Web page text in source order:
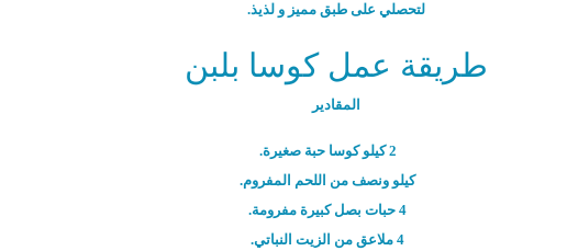
لتحصلي على طبق مميز و لذيذ.
طريقة عمل كوسا بلبن
المقادير
2 كيلو كوسا حبة صغيرة.
كيلو ونصف من اللحم المفروم.
4 حبات بصل كبيرة مفرومة.
4 ملاعق من الزيت النباتي.